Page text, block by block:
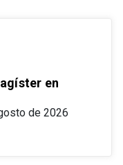
en
de 2026